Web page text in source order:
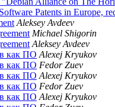
Patents in Europe,
Aleksey Avdeev
Michael Shigorin
Aleksey Avdeev
как ПО Alexej Kryukov
как ПО Fedor Zuev
как ПО Alexej Kryukov
как ПО Fedor Zuev
как ПО Alexej Kryukov